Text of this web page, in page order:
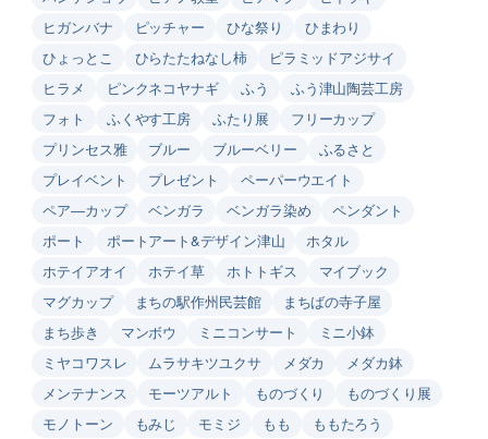
ヒガンバナ
ピッチャー ひな祭り
ひまわり
ひょっとこ
ひらたたねなし柿
ピラミッドアジサイ
ヒラメ
ピンクネコヤナギ ふう
ふう津山陶芸工房
フォト
ふくやす工房 ふたり展
フリーカップ
プリンセス雅
ブルー ブルーベリー
ふるさと
プレイベント
プレゼント
ペーパーウエイト
ペア―カップ
ベンガラ ベンガラ染め
ペンダント
ポート
ポートアート&デザイン津山
ホタル
ホテイアオイ
ホテイ草 ホトトギス
マイブック
マグカップ
まちの駅作州民芸館
まちばの寺子屋
まち歩き
マンボウ ミニコンサート
ミニ小鉢
ミヤコワスレ
ムラサキツユクサ メダカ
メダカ鉢
メンテナンス
モーツアルト ものづくり
ものづくり展
モノトーン
もみじ モミジ もも
ももたろう